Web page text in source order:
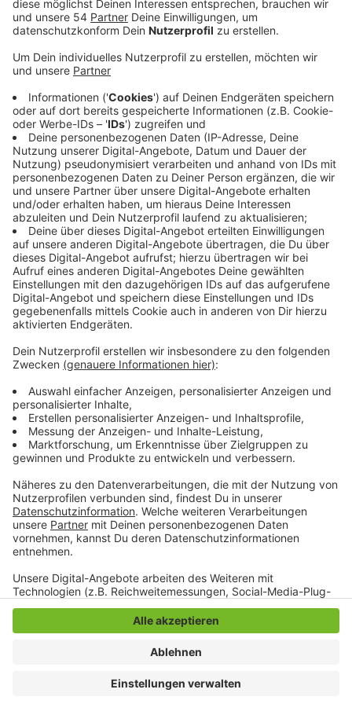
Straßen und Stromausfällen durch eindringendes
Wasser. Drei Schulen sind heute außerdem
Veröffentlicht:Mittwoch, 10.09.2025 07:07
Anzeige
Am Schulzentrum Rheindahlen gab es einen Erdrutsch
an einem Bach. Feuerwehr und THW haben einen
Erdwall gebaut und Wasser aus den Gebäuden
gepumpt. Wann das Gymnasium und die Hauptschule
wieder öffnen können, soll sich heute klären. Die
Gesamtschule Espenstraße bleibt wegen eines
vollgelaufenen Technik-Kellers noch zu. An der
ebenfalls betroffenen Will-Sommer-Grundschule geht
der Unterricht heute wieder los. Auch sonst hat
überflutete Straßen, stundenlange Sperrungen,
mags berichtet außerdem von Schäden in Parks und
auf Friedhöfen.
Anzeige